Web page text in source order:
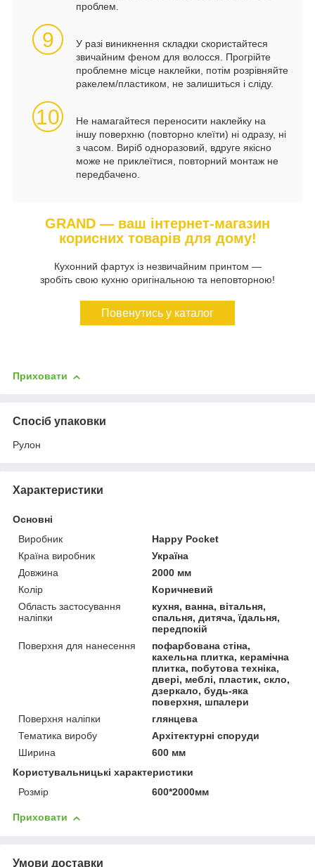
проблем.
9
У разі виникнення складки скористайтеся
звичайним феном для волосся. Прогрійте
проблемне місце наклейки, потім розрівняйте
ракелем/пластиком, не залишиться і сліду.
10
Не намагайтеся переносити наклейку на
іншу поверхню (повторно клеїти) ні одразу, ні
з часом. Виріб одноразовий, вдруге якісно
може не приклеїтися, повторний монтаж не
передбачено.
GRAND — ваш інтернет-магазин
корисних товарів для дому!
Кухонний фартух із незвичайним принтом —
зробіть свою кухню оригінальною та неповторною!
Повенутись у каталог
Приховати
Спосіб упаковки
Рулон
Характеристики
Основні
Виробник
Happy Pocket
Країна виробник
Україна
Довжина
2000 мм
Колір
Коричневий
Область застосування
наліпки
кухня, ванна, вітальня,
спальня, дитяча, їдальня,
передпокій
Поверхня для нанесення
пофарбована стіна,
кахельна плитка, керамічна
плитка, побутова техніка,
двері, меблі, пластик, скло,
дзеркало, будь-яка
поверхня, шпалери
Поверхня наліпки
глянцева
Тематика виробу
Архітектурні споруди
Ширина
600 мм
Користувальницькі характеристики
Розмір
600*2000мм
Приховати
Умови доставки